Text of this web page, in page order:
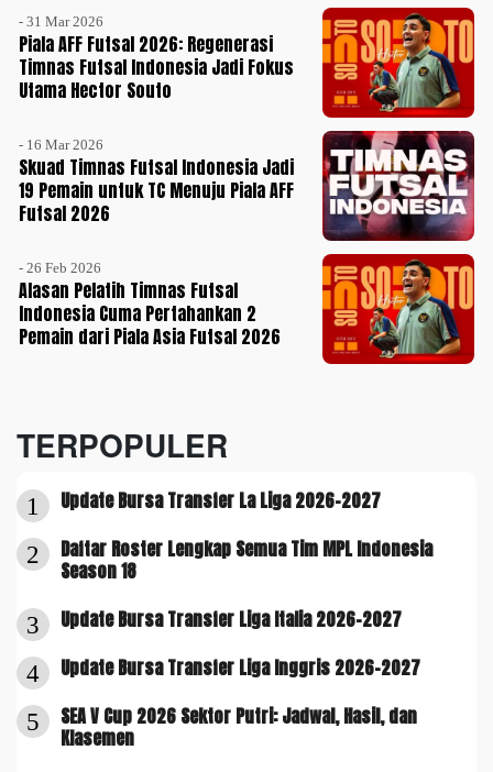
- 31 Mar 2026
Piala AFF Futsal 2026: Regenerasi
Timnas Futsal Indonesia Jadi Fokus
Utama Hector Souto
- 16 Mar 2026
Skuad Timnas Futsal Indonesia Jadi
19 Pemain untuk TC Menuju Piala AFF
Futsal 2026
- 26 Feb 2026
Alasan Pelatih Timnas Futsal
Indonesia Cuma Pertahankan 2
Pemain dari Piala Asia Futsal 2026
TERPOPULER
1 Update Bursa Transfer La Liga 2026-2027
2
Daftar Roster Lengkap Semua Tim MPL Indonesia
Season 18
3 Update Bursa Transfer Liga Italia 2026-2027
4 Update Bursa Transfer Liga Inggris 2026-2027
5
SEA V Cup 2026 Sektor Putri: Jadwal, Hasil, dan
Klasemen